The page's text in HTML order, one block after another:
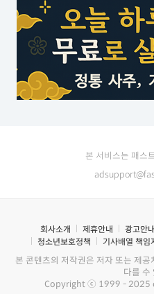
본 서비스는 패스
회사소개 제휴안내 광고안내
청소년보호정책
기사배열 책임
본 콘텐츠의 저작권은 저자 또는 제
다를 수
Copyright ⓒ 1999 - 2025